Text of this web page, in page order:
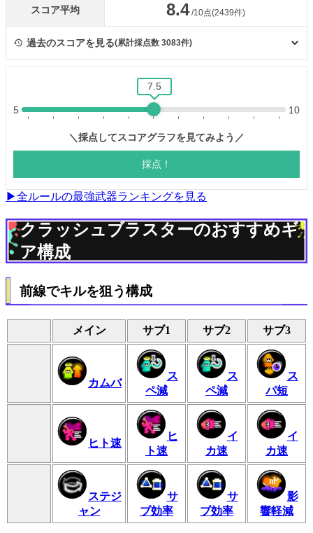
▶全ルールの最強武器ランキングを見る
クラッシュブラスターのおすすめギ
ア構成
前線でキルを狙う構成
メイン サブ1 サブ2 サブ3
カムバ
ス
ペ減
ス
ペ減
ス
パ短
ヒト速
ヒ
ト速
イ
カ速
イ
カ速
ステジ
ャン
サ
ブ効率
サ
ブ効率
影
響軽減